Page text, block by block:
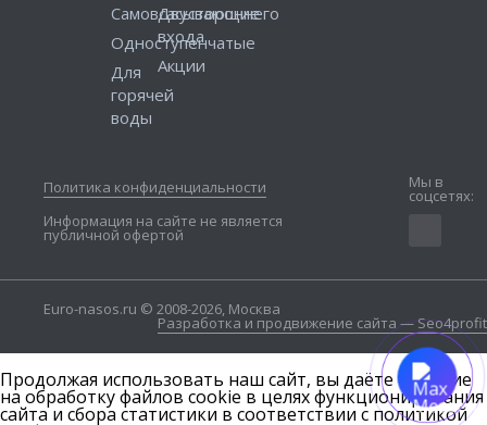
Самовсасывающие
Одноступенчатые
Для
горячей
воды
Двустороннего
входа
Акции
Политика конфиденциальности
Информация на сайте не является
публичной офертой
Мы в
соцсетях:
Euro-nasos.ru © 2008-2026, Москва
Разработка и продвижение сайта — Seo4profit
Продолжая использовать наш сайт, вы даёте согласие
на обработку файлов cookie в целях функционирования
сайта и сбора статистики в соответствии с политикой